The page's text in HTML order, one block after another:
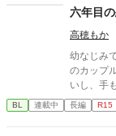
らなくて
だ少年の、小さ
おります。
六年目
高穂もか
幼なじみ
のカップ
いし、手
やろか？
うえ、渉
BL 連載中 長編 R15